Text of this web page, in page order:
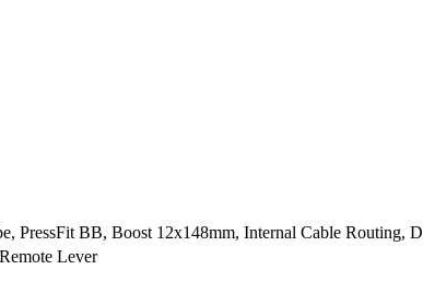
PressFit BB, Boost 12x148mm, Internal Cable Routing,
Lever